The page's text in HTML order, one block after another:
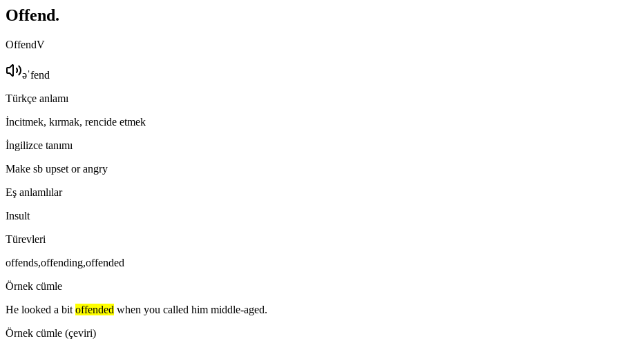
Offend.
OffendV
əˈfend
Türkçe anlamı
İncitmek, kırmak, rencide etmek
İngilizce tanımı
Make sb upset or angry
Eş anlamlılar
Insult
Türevleri
offends,offending,offended
Örnek cümle
He looked a bit offended when you called him middle-aged.
Örnek cümle (çeviri)